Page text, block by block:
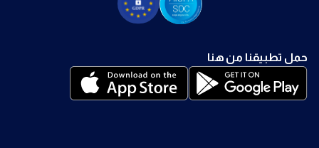
حمل تطبيقنا من هنا